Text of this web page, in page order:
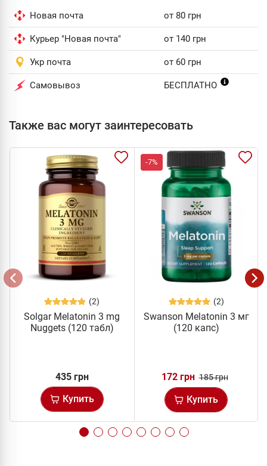
Новая почта от 80 грн
Курьер "Новая почта" от 140 грн
Укр почта от 60 грн
Самовывоз БЕСПЛАТНО
Также вас могут заинтересовать
(2)
Solgar Melatonin 3 mg
Nuggets (120 табл)
435 грн
Купить
-7%
(2)
Swanson Melatonin 3 мг
(120 капс)
172 грн 185 грн
Купить